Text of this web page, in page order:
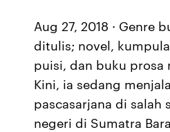
Aug 27, 2018 · Genre
ditulis; novel,
puisi, dan buku prosa
Kini, ia sedang
pascasarjana di salah
negeri di Sumatra